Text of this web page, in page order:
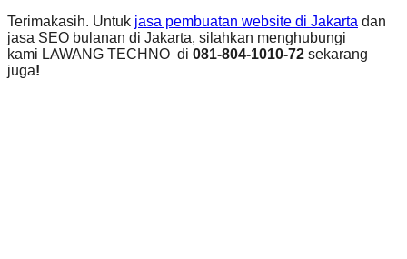
Terimakasih. Untuk jasa pembuatan website di Jakarta dan
jasa SEO bulanan di Jakarta, silahkan menghubungi
kami LAWANG TECHNO di 081-804-1010-72 sekarang
juga!